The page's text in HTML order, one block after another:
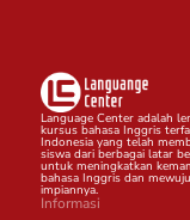
Language Center adalah
kursus bahasa Inggris
Indonesia yang telah
siswa dari berbagai latar
untuk meningkatkan
bahasa Inggris dan
impiannya.
Informasi